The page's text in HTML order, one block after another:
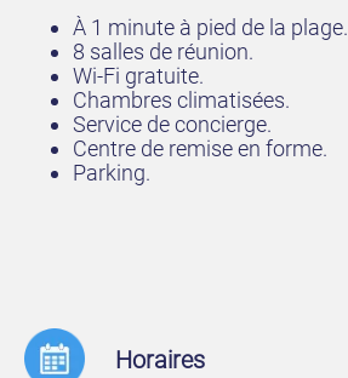
À 1 minute à pied de la plage.
8 salles de réunion.
Wi-Fi gratuite.
Chambres climatisées.
Service de concierge.
Centre de remise en forme.
Parking.
Horaires